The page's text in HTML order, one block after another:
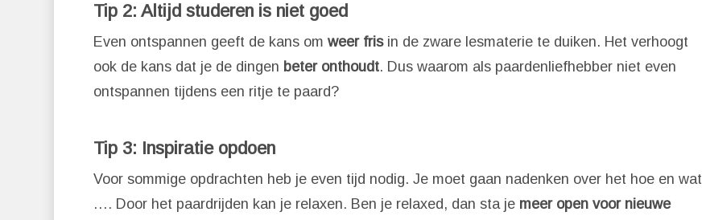
Tip 2: Altijd studeren is niet goed
Even ontspannen geeft de kans om weer frisin de zware lesmaterie te duiken. Het verhoogt
ook de kans dat je de dingen beter onthoudt. Dus waarom als paardenliefhebber niet even
ontspannen tijdens een ritje te paard?
Tip 3: Inspiratie opdoen
Voor sommige opdrachten heb je even tijd nodig. Je moet gaan nadenken over het hoe en wat
…. Door het paardrijden kan je relaxen. Ben je relaxed, dan sta je meer open voor nieuwe